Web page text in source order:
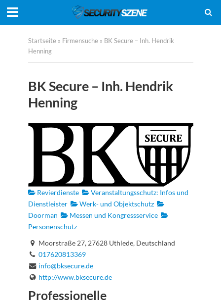
Startseite » Firmensuche » BK Secure – Inh. Hendrik
Henning
BK Secure – Inh. Hendrik
Henning
Revierdienste
Veranstaltungsschutz: Infos und
Dienstleister
Werk- und Objektschutz
Doorman
Messen und Kongressservice
Personenschutz
Moorstraße 27, 27628 Uthlede, Deutschland
017620813369
info@bksecure.de
http://www.bksecure.de
Professionelle